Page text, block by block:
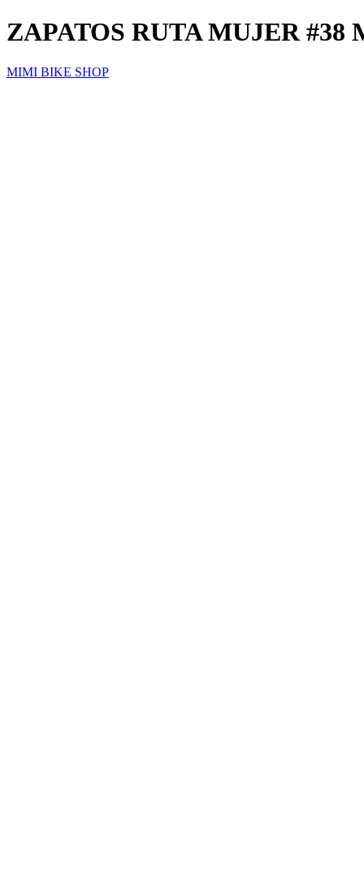
ZAPATOS RUTA MUJER
MIMI BIKE SHOP